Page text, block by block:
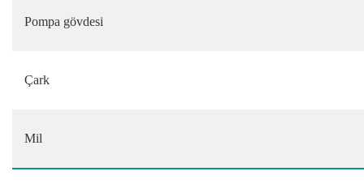
Pompa gövdesi
Çark
Mil